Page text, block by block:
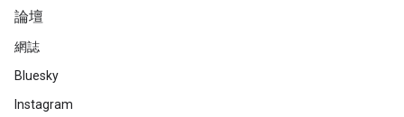
論壇
網誌
Bluesky
Instagram